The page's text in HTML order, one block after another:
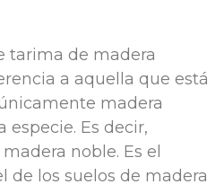
tarima de madera
a aquella que está
madera
Es decir,
noble. Es el
de los suelos de madera